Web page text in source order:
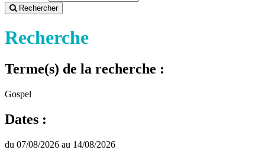
Rechercher
Recherche
Terme(s) de la recherche :
Gospel
Dates :
du 07/08/2026 au 14/08/2026